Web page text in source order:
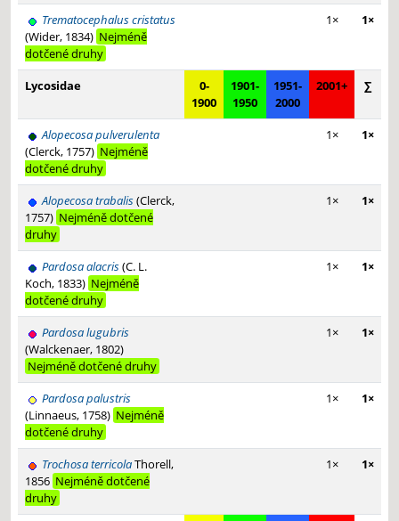
Trematocephalus cristatus
(Wider, 1834) Nejméně
dotčené druhy
1× 1×
Lycosidae
0-
1900
1901-
1950
1951-
2000
2001+ ∑
Alopecosa pulverulenta
(Clerck, 1757) Nejméně
dotčené druhy
1× 1×
Alopecosa trabalis(Clerck,
1757) Nejméně dotčené
druhy
1× 1×
Pardosa alacris(C. L.
Koch, 1833) Nejméně
dotčené druhy
1× 1×
Pardosa lugubris
(Walckenaer, 1802)
Nejméně dotčené druhy
1× 1×
Pardosa palustris
(Linnaeus, 1758) Nejméně
dotčené druhy
1× 1×
Trochosa terricolaThorell,
1856 Nejméně dotčené
druhy
1× 1×